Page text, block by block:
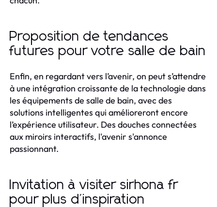
Proposition de tendances
futures pour votre salle de bain
Enfin, en regardant vers l’avenir, on peut s’attendre
à une intégration croissante de la technologie dans
les équipements de salle de bain, avec des
solutions intelligentes qui amélioreront encore
l’expérience utilisateur. Des douches connectées
aux miroirs interactifs, l'avenir s'annonce
passionnant.
Invitation à visiter sirhona fr
pour plus d'inspiration